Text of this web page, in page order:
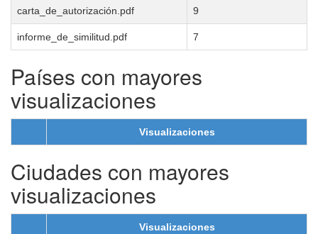
carta_de_autorización.pdf 9
informe_de_similitud.pdf 7
Países con mayores
visualizaciones
Visualizaciones
Ciudades con mayores
visualizaciones
Visualizaciones